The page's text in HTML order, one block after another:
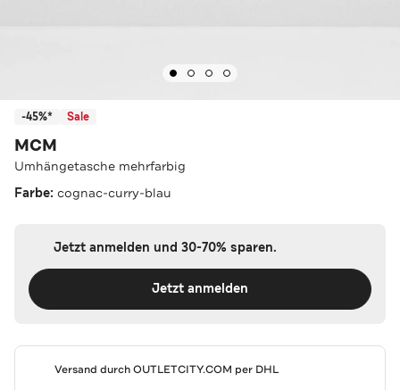
-45%* Sale
MCM
Umhängetasche mehrfarbig
Farbe: cognac-curry-blau
Jetzt anmelden und 30-70% sparen.
Jetzt anmelden
Versand durchOUTLETCITY.COM per DHL